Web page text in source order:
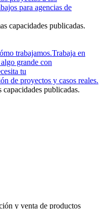
para agencias de
capacidades publicadas.
trabajamos.Trabaja en
grande con
tu
de proyectos y casos reales.
publicadas.
y venta de productos